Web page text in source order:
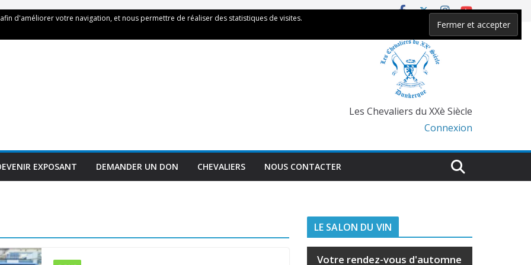
Les Chevaliers du XXè Siècle
Connexion
EXPOSANT DEMANDER UN DON CHEVALIERS NOUS CONTACTER
LE SALON DU VIN
Votre rendez-vous d'automne
d'améliorer votre navigation, et nous permettre de réaliser des statistiques de visites.